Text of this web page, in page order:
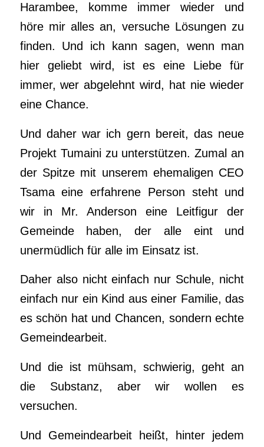
Harambee, komme immer wieder und
höre mir alles an, versuche Lösungen zu
finden. Und ich kann sagen, wenn man
hier geliebt wird, ist es eine Liebe für
immer, wer abgelehnt wird, hat nie wieder
eine Chance.
Und daher war ich gern bereit, das neue
Projekt Tumaini zu unterstützen. Zumal an
der Spitze mit unserem ehemaligen CEO
Tsama eine erfahrene Person steht und
wir in Mr. Anderson eine Leitfigur der
Gemeinde haben, der alle eint und
unermüdlich für alle im Einsatz ist.
Daher also nicht einfach nur Schule, nicht
einfach nur ein Kind aus einer Familie, das
es schön hat und Chancen, sondern echte
Gemeindearbeit.
Und die ist mühsam, schwierig, geht an
die Substanz, aber wir wollen es
versuchen.
Und Gemeindearbeit heißt, hinter jedem